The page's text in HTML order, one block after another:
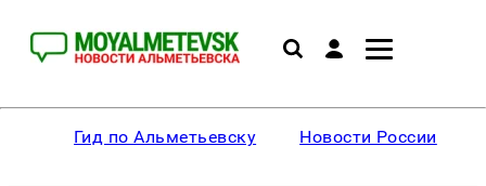
Гид по Альметьевску Новости России